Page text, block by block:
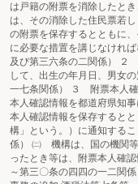
は戸籍の附票を消除したと
は、その消除した住民票若
の附票を保存するとともに
に必要な措置を講じなけれ
及び第三六条の二関係） ２
して、出生の年月日、男女
一七条関係） ３ 附票本人
本人確認情報を都道府県知
本人確認情報を保存すると
構」という。）に通知する
係） ㈡ 機構は、国の機関
ったとき等は、附票本人確
～第三〇条の四四の一二関